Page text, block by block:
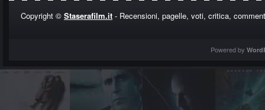
Copyright © Staserafilm.it - Recensioni, pagelle, voti, critica,
Powered by